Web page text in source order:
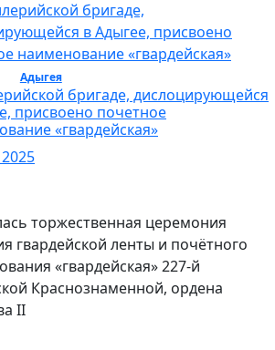
Адыгея
бригаде, дислоцирующейся
присвоено почетное
«гвардейская»
торжественная церемония
гвардейской ленты и почётного
«гвардейская» 227-й
Краснознаменной, ордена
II